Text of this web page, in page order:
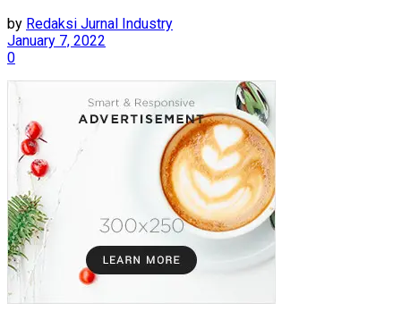
by Redaksi Jurnal Industry
January 7, 2022
0